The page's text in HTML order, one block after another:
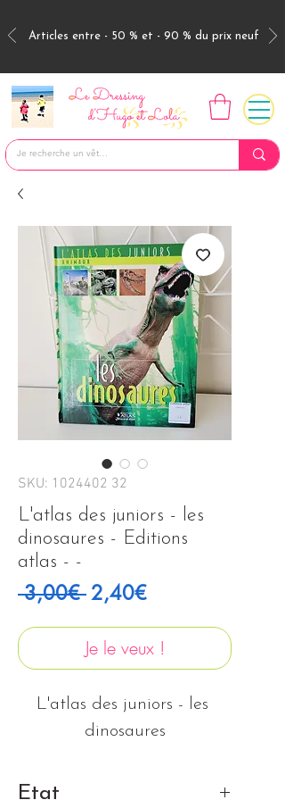
Articles entre - 50 % et - 90 % du prix neuf
SKU: 1024402 32
L'atlas des juniors - les
dinosaures - Editions
atlas - -
3,00€ Regular Price
2,40€Sale Price
Je le veux !
L'atlas des juniors - les
dinosaures
Etat